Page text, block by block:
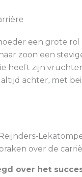
een grote
zoon een
heeft zijn
achter, met
over de
over het